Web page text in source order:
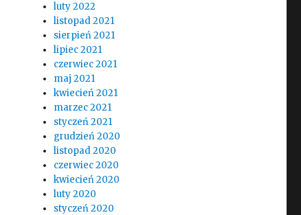
luty 2022
listopad 2021
sierpień 2021
lipiec 2021
czerwiec 2021
maj 2021
kwiecień 2021
marzec 2021
styczeń 2021
grudzień 2020
listopad 2020
czerwiec 2020
kwiecień 2020
luty 2020
styczeń 2020